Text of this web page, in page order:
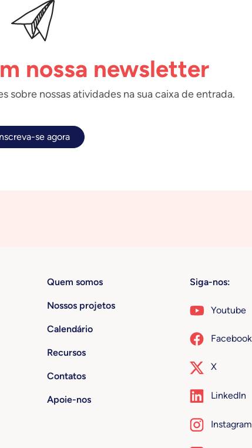
nossa newsletter
sobre nossas atividades na sua caixa de entrada.
se agora
Quem somos
Nossos projetos
Calendário
Recursos
Contatos
Apoie-nos
Siga-nos:
Youtube
Facebook
X
LinkedIn
Instagram